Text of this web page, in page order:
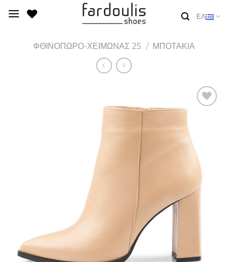
ΕΛ
ΦΘΙΝΟΠΩΡΟ-ΧΕΙΜΩΝΑΣ 25 / ΜΠΟΤΑΚΙΑ
Wishlist